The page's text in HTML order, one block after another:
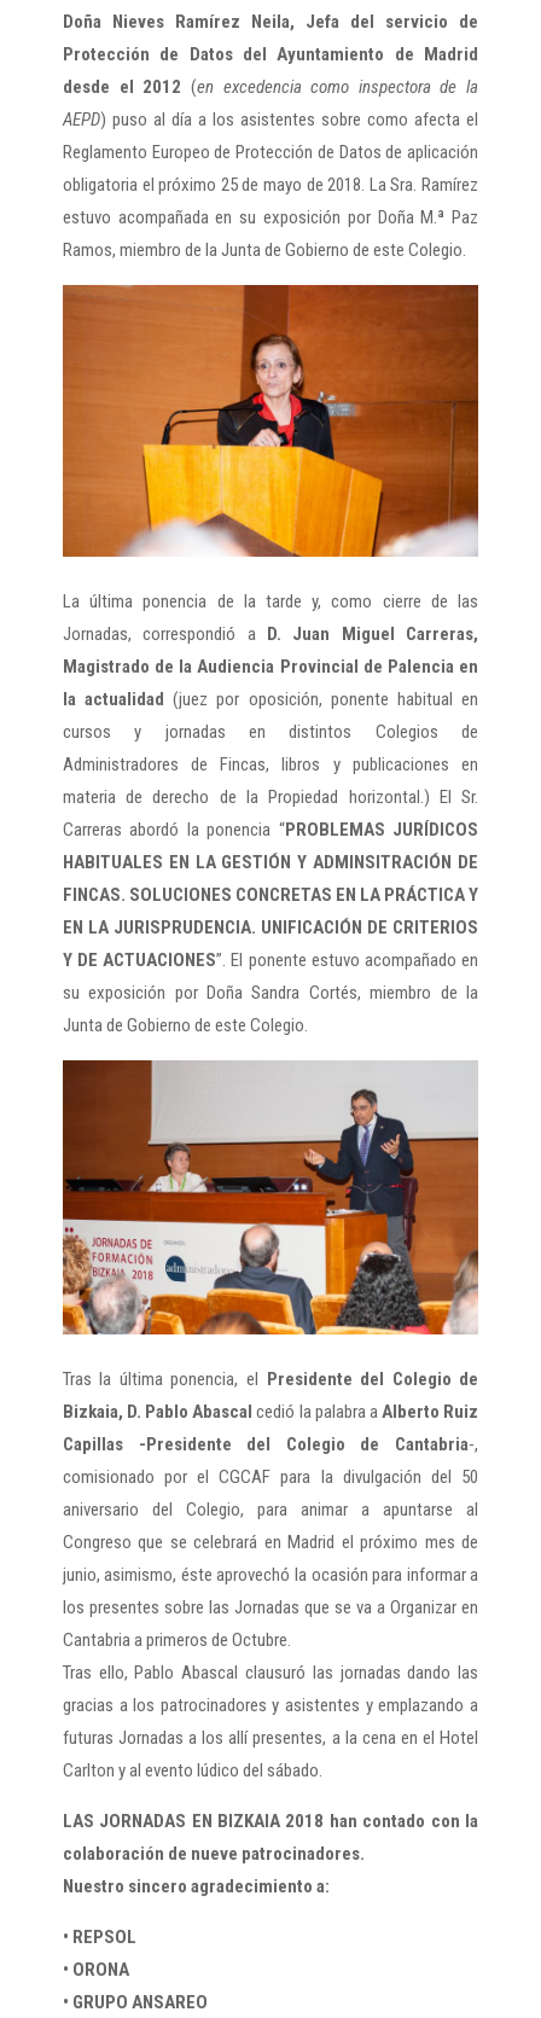
Doña Nieves Ramírez Neila, Jefa del servicio de
Protección de Datos del Ayuntamiento de Madrid
desde el 2012 (en excedencia como inspectora de la
AEPD) puso al día a los asistentes sobre como afecta el
Reglamento Europeo de Protección de Datos de aplicación
obligatoria el próximo 25 de mayo de 2018. La Sra. Ramírez
estuvo acompañada en su exposición por Doña M.ª Paz
Ramos, miembro de la Junta de Gobierno de este Colegio.
La última ponencia de la tarde y, como cierre de las
Jornadas, correspondió a D. Juan Miguel Carreras,
Magistrado de la Audiencia Provincial de Palencia en
la actualidad (juez por oposición, ponente habitual en
cursos y jornadas en distintos Colegios de
Administradores de Fincas, libros y publicaciones en
materia de derecho de la Propiedad horizontal.) El Sr.
Carreras abordó la ponencia “PROBLEMAS JURÍDICOS
HABITUALES EN LA GESTIÓN Y ADMINSITRACIÓN DE
FINCAS. SOLUCIONES CONCRETAS EN LA PRÁCTICA Y
EN LA JURISPRUDENCIA. UNIFICACIÓN DE CRITERIOS
Y DE ACTUACIONES”. El ponente estuvo acompañado en
su exposición por Doña Sandra Cortés, miembro de la
Junta de Gobierno de este Colegio.
Tras la última ponencia, el Presidente del Colegio de
Bizkaia, D. Pablo Abascal cedió la palabra aAlberto Ruiz
Capillas -Presidente del Colegio de Cantabria-,
comisionado por el CGCAF para la divulgación del 50
aniversario del Colegio, para animar a apuntarse al
Congreso que se celebrará en Madrid el próximo mes de
junio, asimismo, éste aprovechó la ocasión para informar a
los presentes sobre las Jornadas que se va a Organizar en
Cantabria a primeros de Octubre.
Tras ello, Pablo Abascal clausuró las jornadas dando las
gracias a los patrocinadores y asistentes y emplazando a
futuras Jornadas a los allí presentes, a la cena en el Hotel
Carlton y al evento lúdico del sábado.
LAS JORNADAS EN BIZKAIA 2018 han contado con la
colaboración de nueve patrocinadores.
Nuestro sincero agradecimiento a:
• REPSOL
• ORONA
• GRUPO ANSAREO